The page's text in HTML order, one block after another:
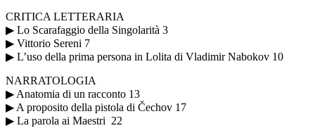
CRITICA LETTERARIA
▶ Lo Scarafaggio della Singolarità 3
▶ Vittorio Sereni 7
▶ L’uso della prima persona in Lolita di Vladimir Nabokov 10
NARRATOLOGIA
▶ Anatomia di un racconto 13
▶ A proposito della pistola di Čechov 17
▶ La parola ai Maestri 22